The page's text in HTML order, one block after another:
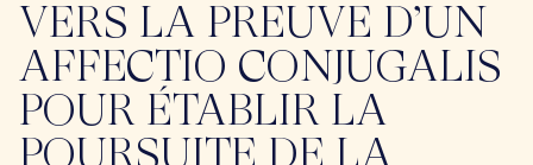
VERS LA PREUVE D’UN
AFFECTIO CONJUGALIS
POUR ÉTABLIR LA